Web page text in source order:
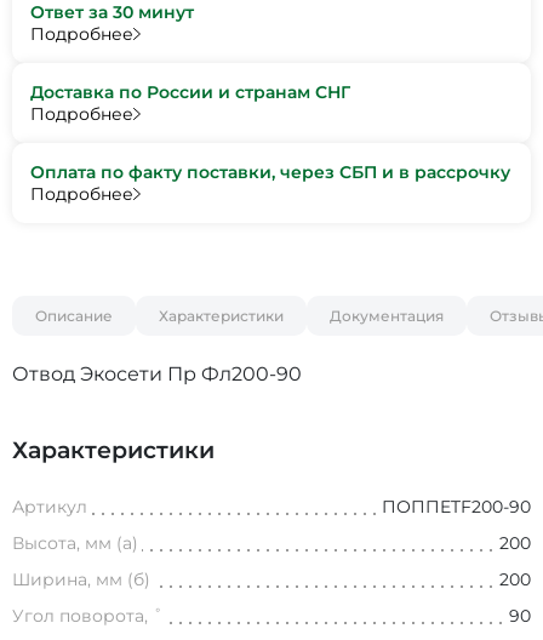
Ответ за 30 минут
Подробнее
Доставка по России и странам СНГ
Подробнее
Оплата по факту поставки, через СБП и в рассрочку
Подробнее
Описание Характеристики Документация
Отвод Экосети Пр Фл200-90
Характеристики
Артикул
ПОППETF200-90
Высота, мм (а)
200
Ширина, мм (б)
200
Угол поворота, ˚
90